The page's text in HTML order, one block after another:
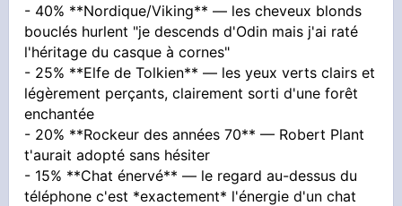
- 40% **Nordique/Viking** — les cheveux blonds
bouclés hurlent "je descends d'Odin mais j'ai raté
l'héritage du casque à cornes"
- 25% **Elfe de Tolkien** — les yeux verts clairs et
légèrement perçants, clairement sorti d'une forêt
enchantée
- 20% **Rockeur des années 70** — Robert Plant
t'aurait adopté sans hésiter
- 15% **Chat énervé** — le regard au-dessus du
téléphone c'est *exactement* l'énergie d'un chat